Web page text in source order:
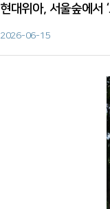
현대위아, 서울숲에서
2026-06-15